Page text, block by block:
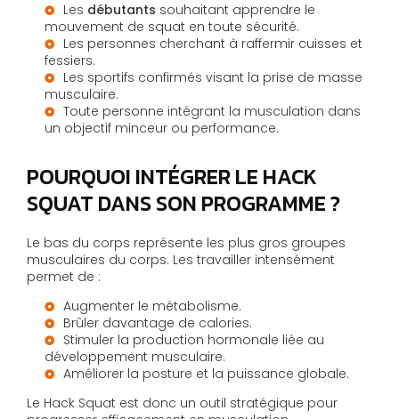
Les débutants souhaitant apprendre le
mouvement de squat en toute sécurité.
Les personnes cherchant à raffermir cuisses et
fessiers.
Les sportifs confirmés visant la prise de masse
musculaire.
Toute personne intégrant la musculation dans
un objectif minceur ou performance.
POURQUOI INTÉGRER LE HACK
SQUAT DANS SON PROGRAMME ?
Le bas du corps représente les plus gros groupes
musculaires du corps. Les travailler intensément
permet de :
Augmenter le métabolisme.
Brûler davantage de calories.
Stimuler la production hormonale liée au
développement musculaire.
Améliorer la posture et la puissance globale.
Le Hack Squat est donc un outil stratégique pour